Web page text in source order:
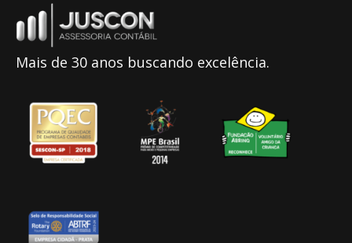
Mais de 30 anos buscando excelência.